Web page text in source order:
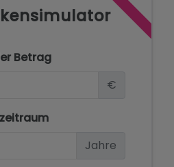
Betrag
€
Jahre